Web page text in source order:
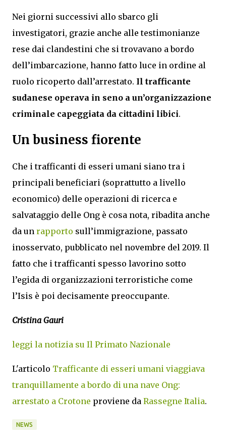
Nei giorni successivi allo sbarco gli
investigatori, grazie anche alle testimonianze
rese dai clandestini che si trovavano a bordo
dell’imbarcazione, hanno fatto luce in ordine al
ruolo ricoperto dall’arrestato. Il trafficante
sudanese operava in seno a un’organizzazione
criminale capeggiata da cittadini libici.
Un business fiorente
Che i trafficanti di esseri umani siano tra i
principali beneficiari (soprattutto a livello
economico) delle operazioni di ricerca e
salvataggio delle Ong è cosa nota, ribadita anche
da un rapporto sull’immigrazione, passato
inosservato, pubblicato nel novembre del 2019. Il
fatto che i trafficanti spesso lavorino sotto
l’egida di organizzazioni terroristiche come
l’Isis è poi decisamente preoccupante.
Cristina Gauri
leggi la notizia su Il Primato Nazionale
L'articolo Trafficante di esseri umani viaggiava
tranquillamente a bordo di una nave Ong:
arrestato a Crotone proviene da Rassegne Italia.
NEWS